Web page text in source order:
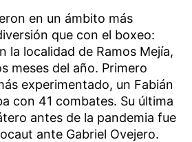
en un ámbito más
que con el boxeo:
la localidad de Ramos Mejía,
meses del año. Primero
experimentado, un Fabián
con 41 combates. Su última
antes de la pandemia fue
ante Gabriel Ovejero.